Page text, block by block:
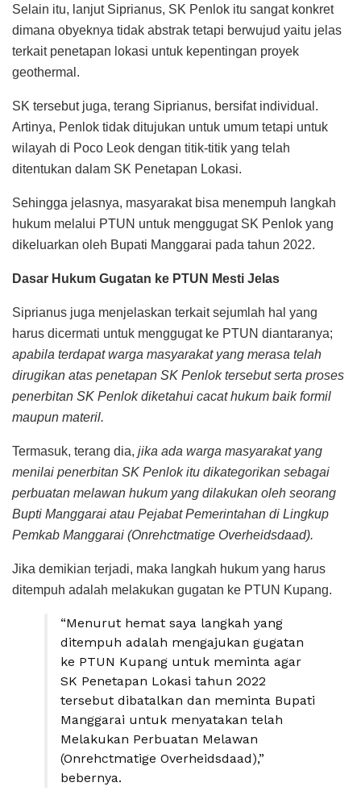
Selain itu, lanjut Siprianus, SK Penlok itu sangat konkret
dimana obyeknya tidak abstrak tetapi berwujud yaitu jelas
terkait penetapan lokasi untuk kepentingan proyek
geothermal.
SK tersebut juga, terang Siprianus, bersifat individual.
Artinya, Penlok tidak ditujukan untuk umum tetapi untuk
wilayah di Poco Leok dengan titik-titik yang telah
ditentukan dalam SK Penetapan Lokasi.
Sehingga jelasnya, masyarakat bisa menempuh langkah
hukum melalui PTUN untuk menggugat SK Penlok yang
dikeluarkan oleh Bupati Manggarai pada tahun 2022.
Dasar Hukum Gugatan ke PTUN Mesti Jelas
Siprianus juga menjelaskan terkait sejumlah hal yang
harus dicermati untuk menggugat ke PTUN diantaranya;
apabila terdapat warga masyarakat yang merasa telah
dirugikan atas penetapan SK Penlok tersebut serta proses
penerbitan SK Penlok diketahui cacat hukum baik formil
maupun materil.
Termasuk, terang dia, jika ada warga masyarakat yang
menilai penerbitan SK Penlok itu dikategorikan sebagai
perbuatan melawan hukum yang dilakukan oleh seorang
Bupti Manggarai atau Pejabat Pemerintahan di Lingkup
Pemkab Manggarai (Onrehctmatige Overheidsdaad).
Jika demikian terjadi, maka langkah hukum yang harus
ditempuh adalah melakukan gugatan ke PTUN Kupang.
“Menurut hemat saya langkah yang
ditempuh adalah mengajukan gugatan
ke PTUN Kupang untuk meminta agar
SK Penetapan Lokasi tahun 2022
tersebut dibatalkan dan meminta Bupati
Manggarai untuk menyatakan telah
Melakukan Perbuatan Melawan
(Onrehctmatige Overheidsdaad),”
bebernya.